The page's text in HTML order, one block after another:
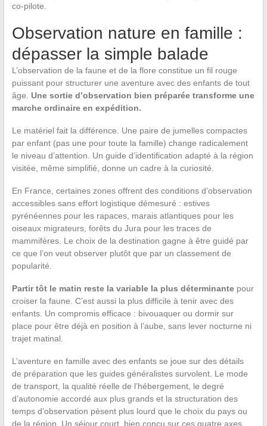
co-pilote.
Observation nature en famille :
dépasser la simple balade
L’observation de la faune et de la flore constitue un fil rouge
puissant pour structurer une aventure avec des enfants de tout
âge. Une sortie d’observation bien préparée transforme une
marche ordinaire en expédition.
Le matériel fait la différence. Une paire de jumelles compactes
par enfant (pas une pour toute la famille) change radicalement
le niveau d’attention. Un guide d’identification adapté à la région
visitée, même simplifié, donne un cadre à la curiosité.
En France, certaines zones offrent des conditions d’observation
accessibles sans effort logistique démesuré : estives
pyrénéennes pour les rapaces, marais atlantiques pour les
oiseaux migrateurs, forêts du Jura pour les traces de
mammifères. Le choix de la destination gagne à être guidé par
ce que l’on veut observer plutôt que par un classement de
popularité.
Partir tôt le matin reste la variable la plus déterminantepour
croiser la faune. C’est aussi la plus difficile à tenir avec des
enfants. Un compromis efficace : bivouaquer ou dormir sur
place pour être déjà en position à l’aube, sans lever nocturne ni
trajet matinal.
L’aventure en famille avec des enfants se joue sur des détails
de préparation que les guides généralistes survolent. Le mode
de transport, la qualité réelle de l’hébergement, le degré
d’autonomie accordé aux plus grands et la structuration des
temps d’observation pèsent plus lourd que le choix du pays ou
de la région. Un séjour court, bien conçu sur ces quatre axes,